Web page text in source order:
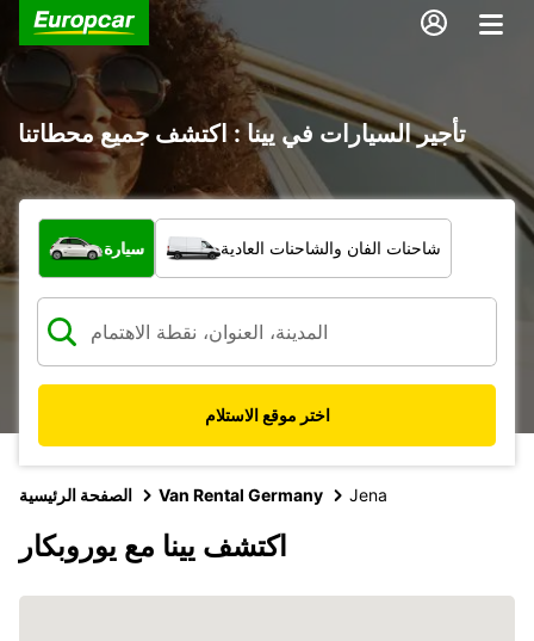
تأجير السيارات في يينا : اكتشف جميع محطاتنا
ما نوع المركبة؟
سيارة شاحنات الفان والشاحنات العادية
اختر موقع الاستلام
الصفحة الرئيسية Van Rental Germany Jena
اكتشف يينا مع يوروبكار